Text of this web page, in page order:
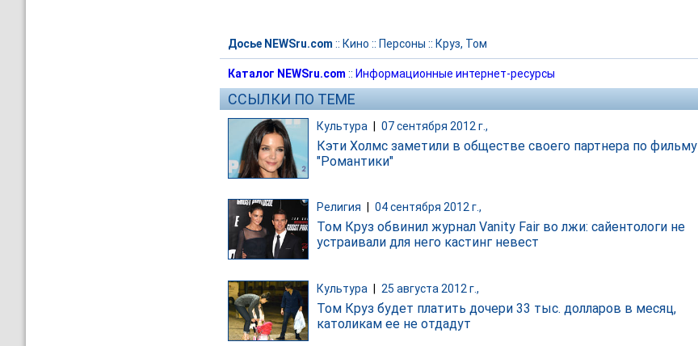
Досье NEWSru.com :: Кино :: Персоны :: Круз, Том
Каталог NEWSru.com :: Информационные интернет-ресурсы
ССЫЛКИ ПО ТЕМЕ
Культура 07 сентября 2012 г.,
Кэти Холмс заметили в обществе своего партнера по фильму
"Романтики"
Религия 04 сентября 2012 г.,
Том Круз обвинил журнал Vanity Fair во лжи: сайентологи не
устраивали для него кастинг невест
Культура | 25 августа 2012 г.,
Том Круз будет платить дочери 33 тыс. долларов в месяц,
католикам ее не отдадут